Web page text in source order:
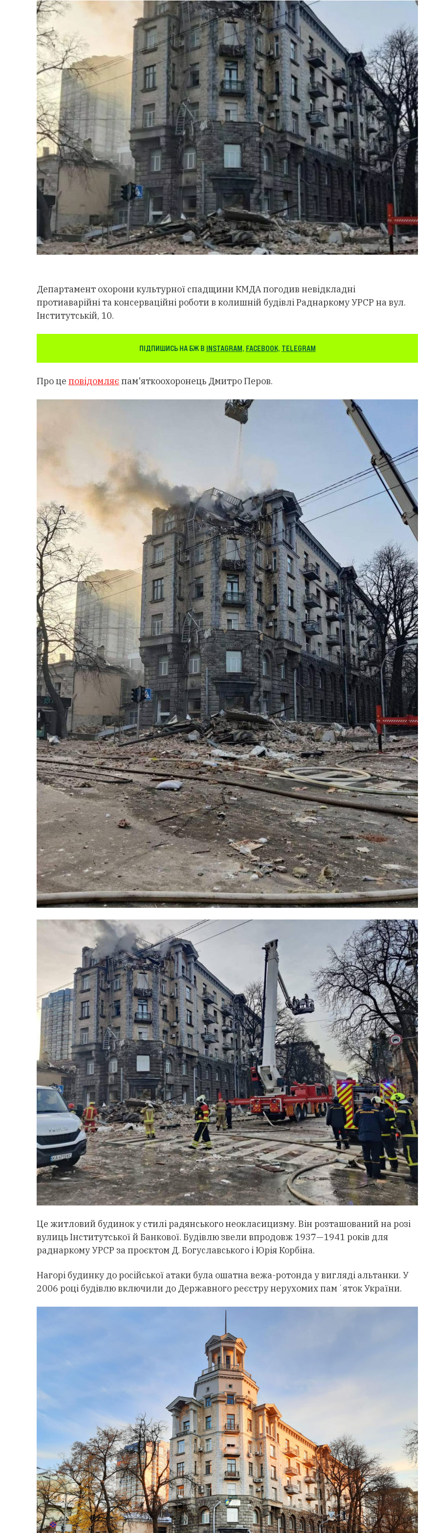
Департамент охорони культурної спадщини КМДА погодив невідкладні
протиаварійні та консерваційні роботи в колишній будівлі Раднаркому УРСР на вул.
Інститутській, 10.
ПІДПИШИСЬ НА БЖ В INSTAGRAM, FACEBOOK, TELEGRAM
Про це повідомляє пам'яткоохоронець Дмитро Перов.
Це житловий будинок у стилі радянського неокласицизму. Він розташований на розі
вулиць Інститутської й Банкової. Будівлю звели впродовж 1937—1941 років для
раднаркому УРСР за проєктом Д. Богуславського і Юрія Корбіна.
Нагорі будинку до російської атаки була ошатна вежа-ротонда у вигляді альтанки. У
2006 році будівлю включили до Державного реєстру нерухомих памʼяток України.